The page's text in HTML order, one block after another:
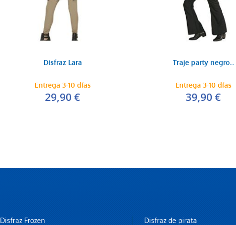
Disfraz Lara
Entrega 3-10 días
29,90 €
Traje party negro...
Entrega 3-10 días
39,90 €
Disfraz Frozen
Disfraz de pirata